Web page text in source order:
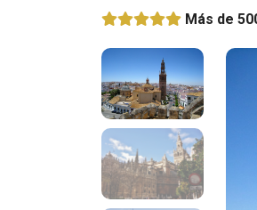
Más de